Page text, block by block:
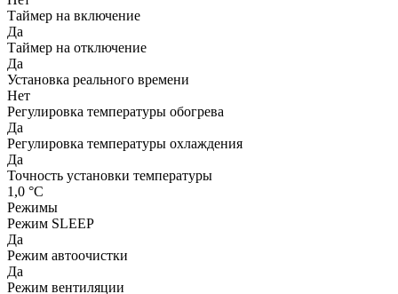
Таймер на включение
Да
Таймер на отключение
Да
Установка реального времени
Нет
Регулировка температуры обогрева
Да
Регулировка температуры охлаждения
Да
Точность установки температуры
1,0 °С
Режимы
Режим SLEEP
Да
Режим автоочистки
Да
Режим вентиляции